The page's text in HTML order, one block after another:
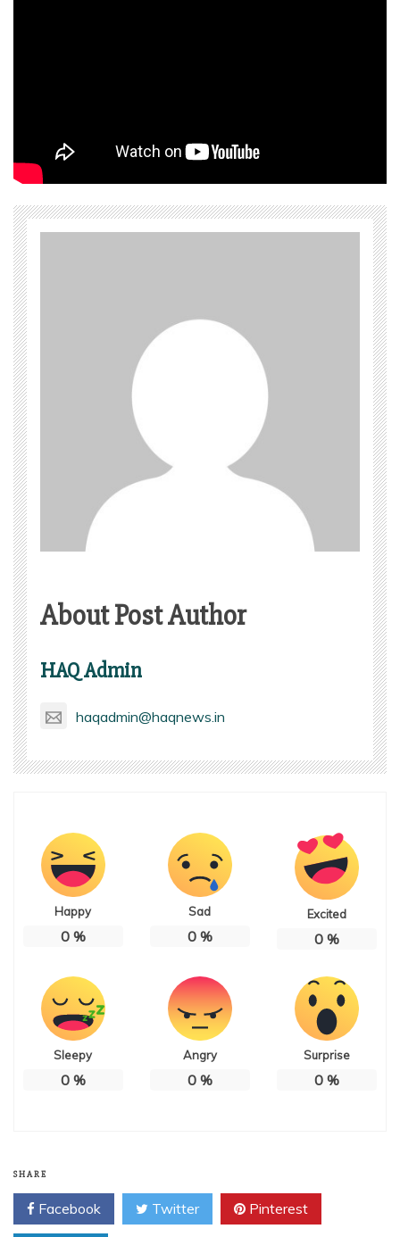
About Post Author
HAQ Admin
haqadmin@haqnews.in
Happy
0%
Sad
0%
Excited
0%
Sleepy
0%
Angry
0%
Surprise
0%
SHARE
Facebook Twitter Pinterest